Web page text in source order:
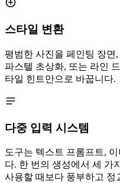
스타일 변환
평범한 사진을 페인팅 장면
파스텔 초상화, 또는 라인
타일 힌트만으로 바꿉니다.
다중 입력 시스템
도구는 텍스트 프롬프트,
다. 한 번의 생성에서 세 가
사용할 때보다 풍부하고 정